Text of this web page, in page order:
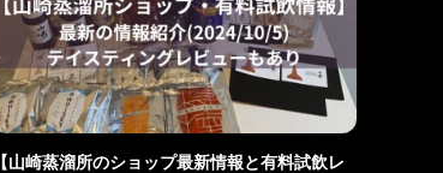
【山崎蒸溜所のショップ最新情報と有料試飲レ